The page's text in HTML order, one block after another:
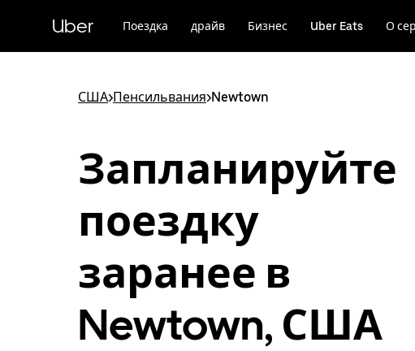
к
Uber Поездка драйв Бизнес Uber Eats О
США>Пенсильвания>Newtown
Запланируйте
поездку
заранее в
Newtown, США